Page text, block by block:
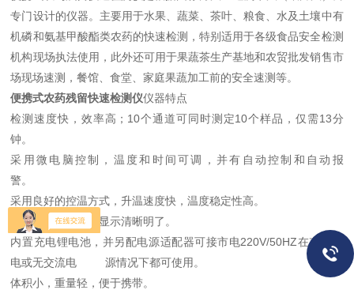
专门设计的仪器。主要用于水果、蔬菜、茶叶、粮食、水及土壤中有
机磷和氨基甲酸酯类农药的快速检测，特别适用于各级食品安全检测
机构现场执法使用，此外还可用于果蔬茶生产基地和农贸批发销售市
场现场速测，餐馆、食堂、家庭果蔬加工前的安全速测等。
便携式农药残留快速检测仪仪器特点
检测速度快，效率高；10个通道可同时测定10个样品，仅需13分
钟。
采用微电脑控制，温度和时间可调，并有自动控制和自动报
警。
采用良好的控温方式，升温速度快，温度稳定性高。
采用液晶显示器，显示清晰明了。
内置充电锂电池，并另配电源适配器可接市电220V/50HZ在有交流
电或无交流电 源情况下都可使用。
体积小，重量轻，便于携带。